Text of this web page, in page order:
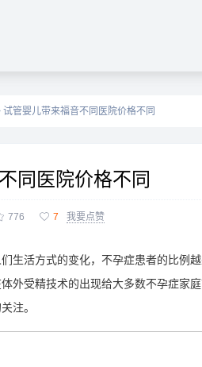
试管婴儿带来福音不同医院价格不同
同医院价格不同
776  7 我要点赞
活方式的变化，不孕症患者的比例
外受精技术的出现给大多数不孕症家
注。